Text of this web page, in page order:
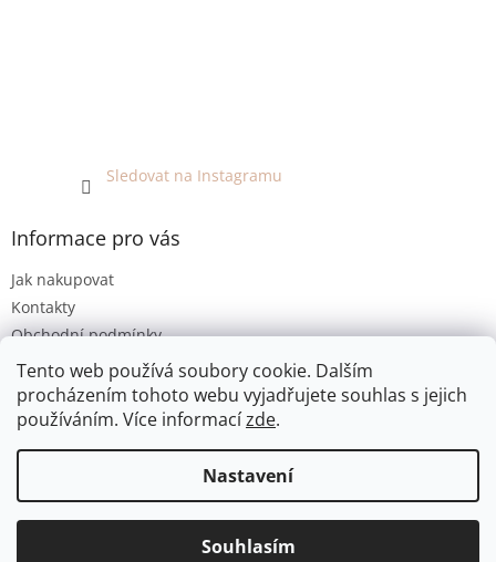
Tento web používá soubory cookie. Dalším
procházením tohoto webu vyjadřujete souhlas s jejich
používáním. Více informacízde.
Nastavení
Souhlasím
Jsme bezobalový prodej v Olomouci. E-shop umožňuje pouze
Sledovat na Instagramu
Informace pro vás
Jak nakupovat
Kontakty
Obchodní podmínky
Podmínky ochrany osobních údajů
Copyright 2026EKO KOUTEK. Všechna práva vyhrazena.
Upravit nastavení cookies